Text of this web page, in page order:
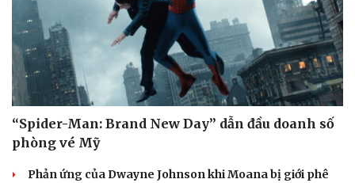
Sân khấu - Điện ảnh
Văn học
Âm nhạc
Di sản
Nghệ sĩ
Thời trang
Sao Việt
“Spider-Man: Brand New Day” dẫn đầu doanh số
phòng vé Mỹ
Phản ứng của Dwayne Johnson khi Moana bị giới phê